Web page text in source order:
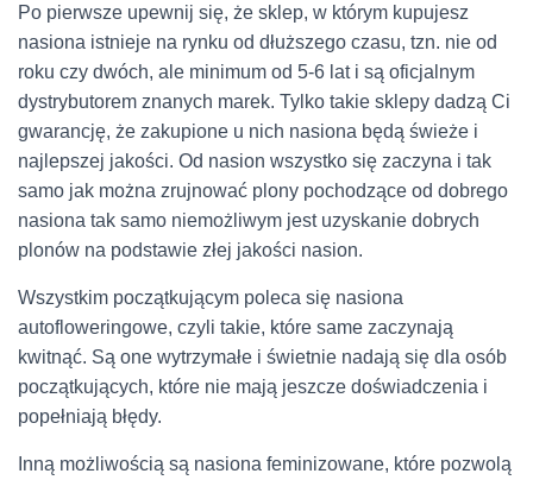
Po pierwsze upewnij się, że sklep, w którym kupujesz
nasiona istnieje na rynku od dłuższego czasu, tzn. nie od
roku czy dwóch, ale minimum od 5-6 lat i są oficjalnym
dystrybutorem znanych marek. Tylko takie sklepy dadzą Ci
gwarancję, że zakupione u nich nasiona będą świeże i
najlepszej jakości. Od nasion wszystko się zaczyna i tak
samo jak można zrujnować plony pochodzące od dobrego
nasiona tak samo niemożliwym jest uzyskanie dobrych
plonów na podstawie złej jakości nasion.
Wszystkim początkującym poleca się nasiona
autofloweringowe, czyli takie, które same zaczynają
kwitnąć. Są one wytrzymałe i świetnie nadają się dla osób
początkujących, które nie mają jeszcze doświadczenia i
popełniają błędy.
Inną możliwością są nasiona feminizowane, które pozwolą